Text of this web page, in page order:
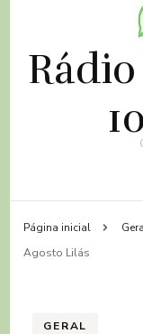
Página inicial
Agosto Lilás
GERAL